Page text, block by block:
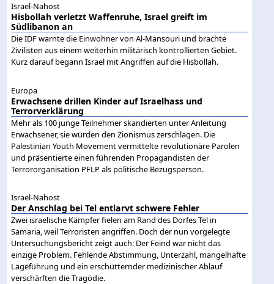
Israel-Nahost
Hisbollah verletzt Waffenruhe, Israel greift im
Südlibanon an
Die IDF warnte die Einwohner von Al-Mansouri und brachte
Zivilisten aus einem weiterhin militärisch kontrollierten Gebiet.
Kurz darauf begann Israel mit Angriffen auf die Hisbollah.
Europa
Erwachsene drillen Kinder auf Israelhass und
Terrorverklärung
Mehr als 100 junge Teilnehmer skandierten unter Anleitung
Erwachsener, sie würden den Zionismus zerschlagen. Die
Palestinian Youth Movement vermittelte revolutionäre Parolen
und präsentierte einen führenden Propagandisten der
Terrororganisation PFLP als politische Bezugsperson.
Israel-Nahost
Der Anschlag bei Tel entlarvt schwere Fehler
Zwei israelische Kämpfer fielen am Rand des Dorfes Tel in
Samaria, weil Terroristen angriffen. Doch der nun vorgelegte
Untersuchungsbericht zeigt auch: Der Feind war nicht das
einzige Problem. Fehlende Abstimmung, Unterzahl, mangelhafte
Lageführung und ein erschütternder medizinischer Ablauf
verschärften die Tragödie.